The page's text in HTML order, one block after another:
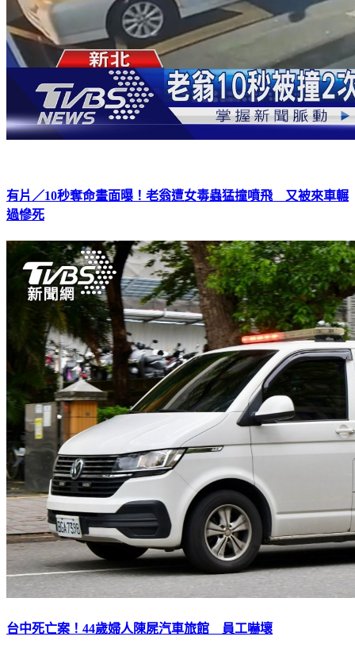
有片／10秒奪命畫面曝！老翁遭女毒蟲猛撞噴飛 又被來車輾
過慘死
台中死亡案！44歲婦人陳屍汽車旅館 員工嚇壞